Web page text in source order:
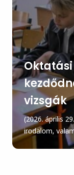
vizsgák
(2026. április
irodalom,